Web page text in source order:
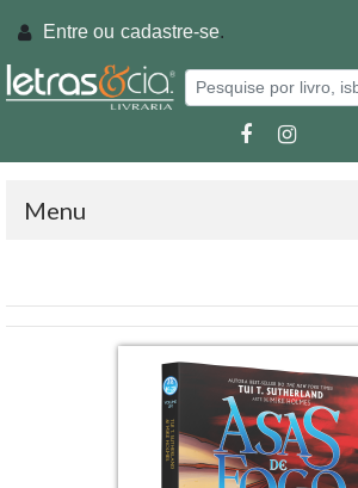
Entre ou cadastre-se.
Menu